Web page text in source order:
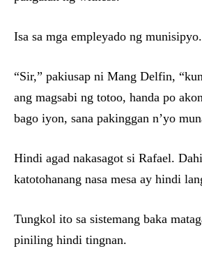
Isa sa mga empleyado ng munisipyo.
“Sir,” pakiusap ni Mang Delfin,
ang magsabi ng totoo, handa po
bago iyon, sana pakinggan n’yo
Hindi agad nakasagot si Rafael.
katotohanang nasa mesa ay hindi
Tungkol ito sa sistemang baka
piniling hindi tingnan.